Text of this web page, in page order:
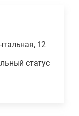
12
статус